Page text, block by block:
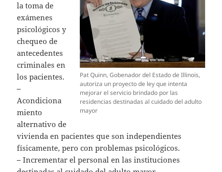
Pat Quinn, Gobenador del Estado de Illinois,
autoriza un proyecto de ley que intenta
mejorar el servicio brindado por las
residencias destinadas al cuidado del adulto
mayor
la toma de
exámenes
psicológicos y
chequeo de
antecedentes
criminales en
los pacientes.
–
Acondiciona
miento
alternativo de
vivienda en pacientes que son independientes
físicamente, pero con problemas psicológicos.
–Incrementar el personal en las instituciones